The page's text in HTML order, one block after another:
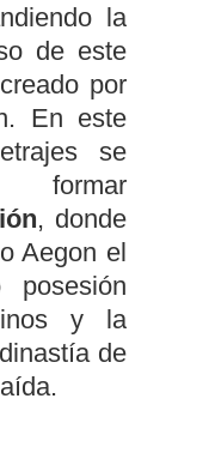
la
de este
por
En este
se
formar
, donde
Aegon el
posesión
y la
de